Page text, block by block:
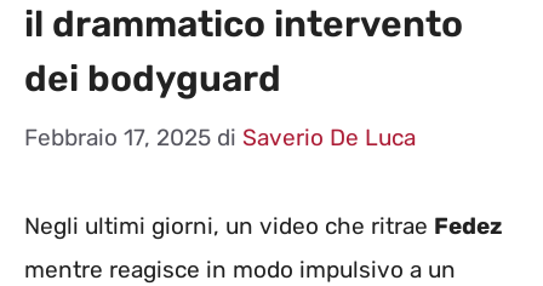
il drammatico intervento
dei bodyguard
Febbraio 17, 2025 di Saverio De Luca
Negli ultimi giorni, un video che ritrae Fedez
mentre reagisce in modo impulsivo a un